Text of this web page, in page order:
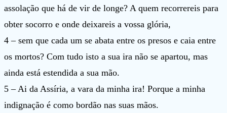
assolação que há de vir de longe? A quem recorrereis para
obter socorro e onde deixareis a vossa glória,
4 – sem que cada um se abata entre os presos e caia entre
os mortos? Com tudo isto a sua ira não se apartou, mas
ainda está estendida a sua mão.
5 – Ai da Assíria, a vara da minha ira! Porque a minha
indignação é como bordão nas suas mãos.